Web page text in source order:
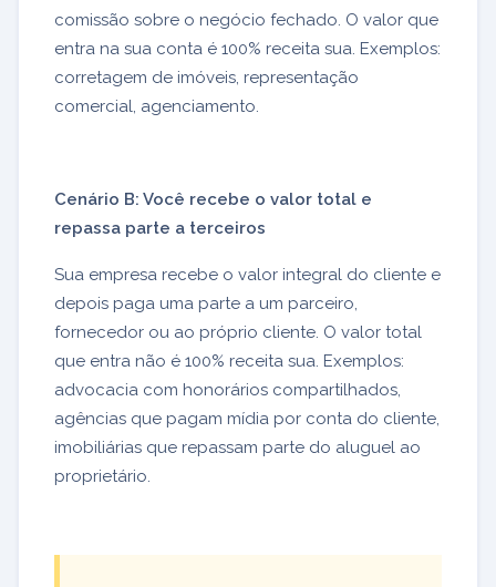
comissão sobre o negócio fechado. O valor que
entra na sua conta é 100% receita sua. Exemplos:
corretagem de imóveis, representação
comercial, agenciamento.
Cenário B: Você recebe o valor total e
repassa parte a terceiros
Sua empresa recebe o valor integral do cliente e
depois paga uma parte a um parceiro,
fornecedor ou ao próprio cliente. O valor total
que entra não é 100% receita sua. Exemplos:
advocacia com honorários compartilhados,
agências que pagam mídia por conta do cliente,
imobiliárias que repassam parte do aluguel ao
proprietário.